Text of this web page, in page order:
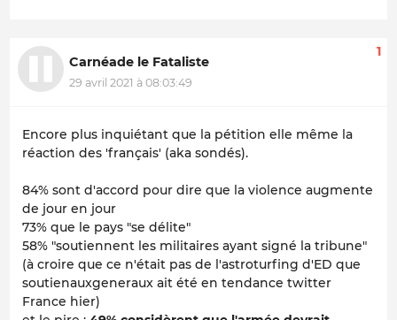
Carnéade le Fataliste
29 avril 2021 à 08:03:49
1
Encore plus inquiétant que la pétition elle même la
réaction des 'français' (aka sondés).
84% sont d'accord pour dire que la violence augmente
de jour en jour
73% que le pays "se délite"
58% "soutiennent les militaires ayant signé la tribune"
(à croire que ce n'était pas de l'astroturfing d'ED que
soutienauxgeneraux ait été en tendance twitter
France hier)